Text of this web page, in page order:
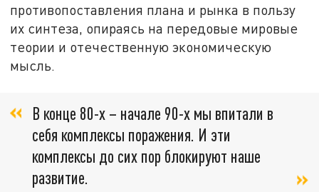
противопоставления плана и рынка в пользу
их синтеза, опираясь на передовые мировые
теории и отечественную экономическую
мысль.
В конце 80-х – начале 90-х мы впитали в
себя комплексы поражения. И эти
комплексы до сих пор блокируют наше
развитие.